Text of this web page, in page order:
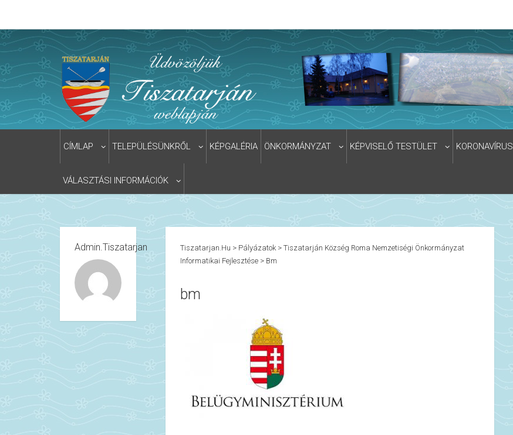
CÍMLAP TELEPÜLÉSÜNKRŐL KÉPGALÉRIA ÖNKORMÁNYZAT KÉPVISELŐ TESTÜLET KORONAVÍRUS
VÁLASZTÁSI INFORMÁCIÓK
Admin.tiszatarjan Tiszatarjan.hu > Pályázatok> Tiszatarján Község Roma Nemzetiségi Önkormányzat
Informatikai Fejlesztése > Bm
bm